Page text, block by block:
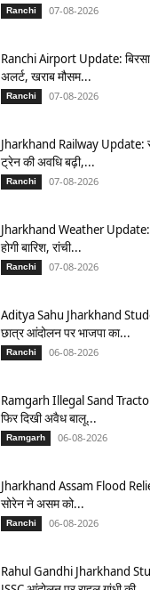
Ranchi 07-08-2026
Ranchi Airport Update: बिरसा
अलर्ट, खराब मौसम...
Ranchi 07-08-2026
Jharkhand Railway Update:
ट्रेन की अवधि बढ़ी,...
Ranchi 07-08-2026
Jharkhand Weather
होगी बारिश, रांची...
Ranchi 07-08-2026
Aditya Sahu Jharkhand
छात्र आंदोलन पर भाजपा का...
Ranchi 06-08-2026
Ramgarh Illegal Sand
फिर दिखी अवैध बालू...
Ramgarh 06-08-2026
Jharkhand Assam Flood
सोरेन ने असम को...
Ranchi 06-08-2026
Rahul Gandhi Jharkhand